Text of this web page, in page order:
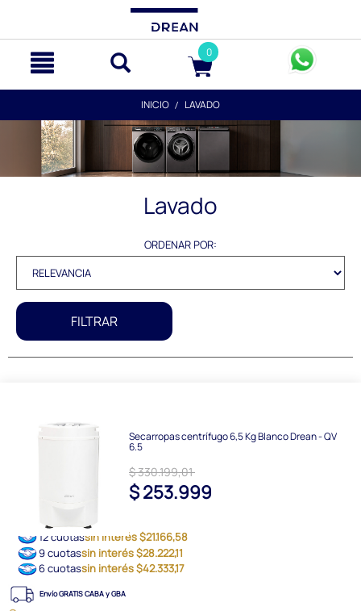
0
INICIO LAVADO
Lavado
ORDENAR POR:
FILTRAR
Secarropas centrífugo 6,5 Kg Blanco Drean - QV
6.5
$ 330.199,01
$ 253.999
12 cuotassin interés $21.166,58
9 cuotassin interés $28.222,11
6 cuotassin interés $42.333,17
Envío GRATIS CABA y GBA